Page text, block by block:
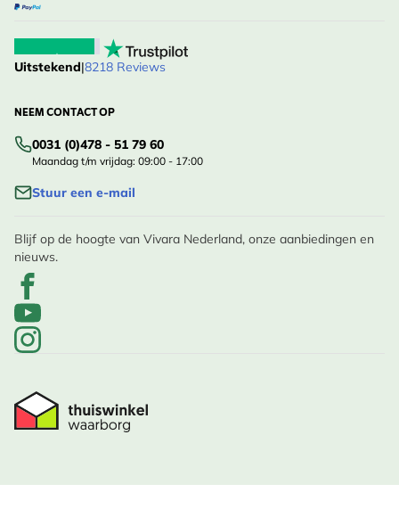
Uitstekend|8218 Reviews
NEEM CONTACT OP
0031 (0)478 - 51 79 60
Maandag t/m vrijdag: 09:00 - 17:00
Stuur een e-mail
Blijf op de hoogte van Vivara Nederland, onze aanbiedingen en
nieuws.